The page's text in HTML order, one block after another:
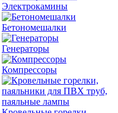
Электрокамины
Бетономешалки
Генераторы
Компрессоры